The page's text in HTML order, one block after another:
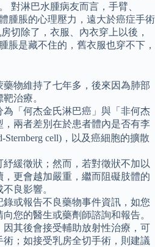
對淋巴水腫病友而言，手臂、
腫脹的心理壓力，遠大於癌症手術
切除了，衣服、內衣穿上以後，
脹是藏不住的，舊衣服也穿不下，
物維持了七年多，後來因為肺部
治療。
「何杰金氏淋巴癌」與「非何杰
兩者差別在於患者體內是否有李
Sternberg cell)，以及癌細胞的擴散
緩徵狀；然而，若對徵狀不加以
更會越加嚴重，繼而阻礙肢體的
良影響。
或報告不良藥物事件資訊，如您
您的醫生或藥劑師諮詢和報告。
其後會接受輔助放射性治療，可
；如接受乳房全切手術，則建議